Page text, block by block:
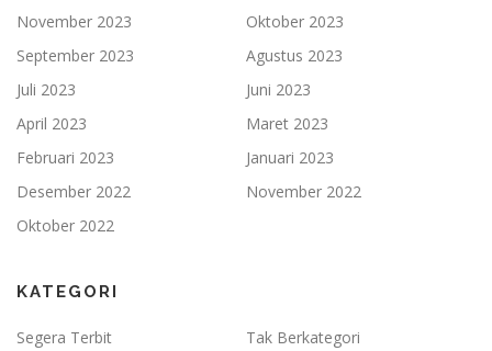
November 2023
Oktober 2023
September 2023
Agustus 2023
Juli 2023
Juni 2023
April 2023
Maret 2023
Februari 2023
Januari 2023
Desember 2022
November 2022
Oktober 2022
KATEGORI
Segera Terbit Tak Berkategori